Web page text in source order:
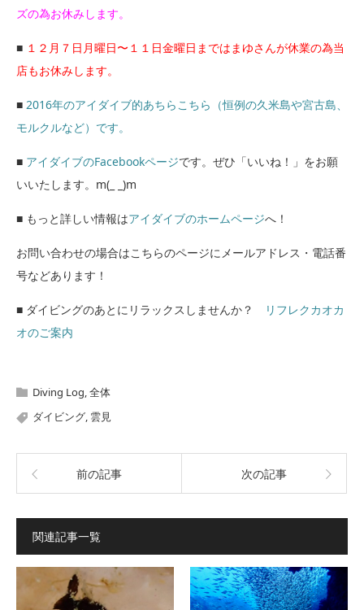
ズの為お休みします。
■ １２月７日月曜日〜１１日金曜日まではまゆさんが休業の為当
店もお休みします。
■ 2016年のアイダイブ的あちらこちら（恒例の久米島や宮古島、
モルクルなど）です。
■ アイダイブのFacebookページです。ぜひ「いいね！」をお願
いいたします。m(_ _)m
■ もっと詳しい情報はアイダイブのホームページへ！
お問い合わせの場合はこちらのページにメールアドレス・電話番
号などあります！
■ ダイビングのあとにリラックスしませんか？
リフレクカオカ
オのご案内
Diving Log,全体
ダイビング, 雲見
前の記事 次の記事
関連記事一覧